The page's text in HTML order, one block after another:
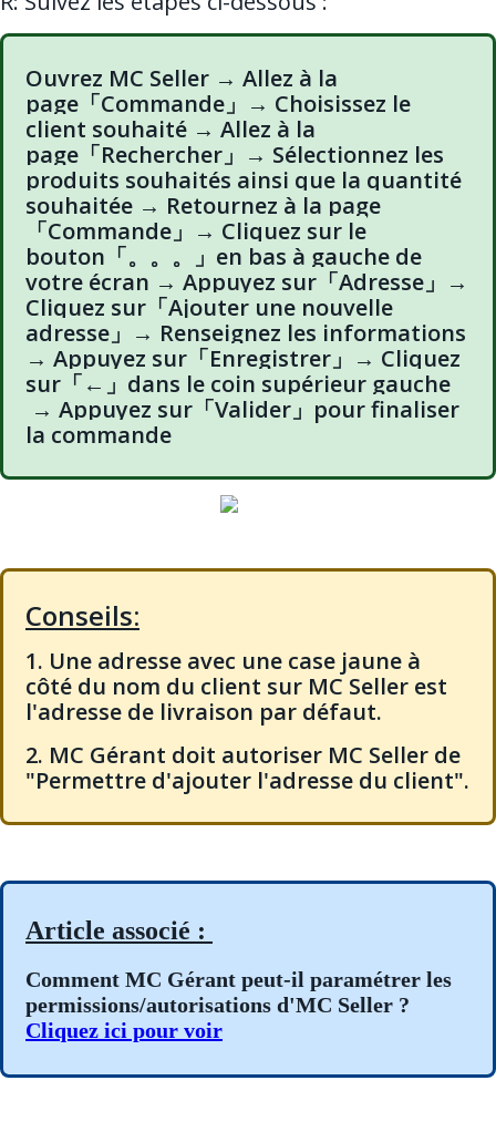
Ouvrez MC Seller → Allez à la
page「Commande」→ Choisissez le
client souhaité → Allez à la
page「Rechercher」→ Sélectionnez les
produits souhaités ainsi que la quantité
souhaitée → Retournez à la page
「Commande」→ Cliquez sur le
bouton「。。。」en bas à gauche de
votre écran → Appuyez sur「Adresse」→
Cliquez sur「Ajouter une nouvelle
adresse」→ Renseignez les informations
→ Appuyez sur「Enregistrer」→ Cliquez
sur「←」dans le coin supérieur gauche
→ Appuyez sur「Valider」pour finaliser
la commande
Conseils:
1. Une adresse avec une case jaune à
côté du nom du client sur MC Seller est
l'adresse de livraison par défaut.
2. MC Gérant doit autoriser MC Seller de
"Permettre d'ajouter l'adresse du client".
Article associé :
Comment MC Gérant peut-il paramétrer les
permissions/autorisations d'MC Seller ?
Cliquez ici pour voir